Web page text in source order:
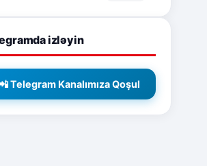
izləyin
Telegram Kanalımıza Qoşul